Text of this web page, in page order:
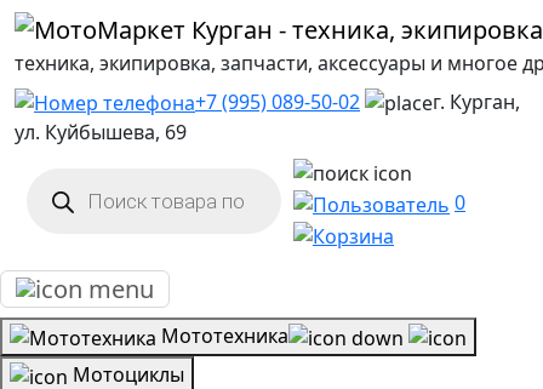
техника, экипировка, запчасти, аксессуары и многое
+7 (995) 089-50-02
г. Курган,
ул. Куйбышева, 69
товаров 0
Мототехника
Мотоциклы